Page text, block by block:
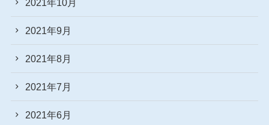
2021年10月
2021年9月
2021年8月
2021年7月
2021年6月